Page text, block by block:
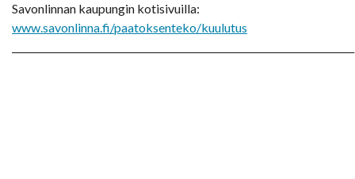
Savonlinnan kaupungin kotisivuilla:
www.savonlinna.fi/paatoksenteko/kuulutus